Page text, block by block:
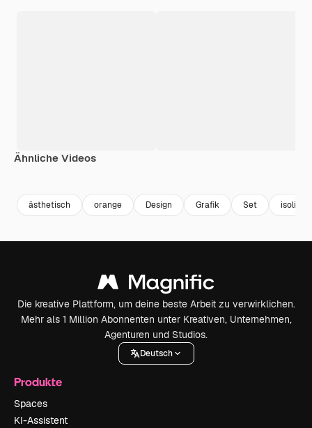
Ähnliche Videos
ästhetisch orange Design Grafik Set isoliert
Die kreative Plattform, um deine beste Arbeit zu verwirklichen.
Mehr als 1 Million Abonnenten unter Kreativen, Unternehmen,
Agenturen und Studios.
Deutsch
Produkte
Spaces
KI-Assistent